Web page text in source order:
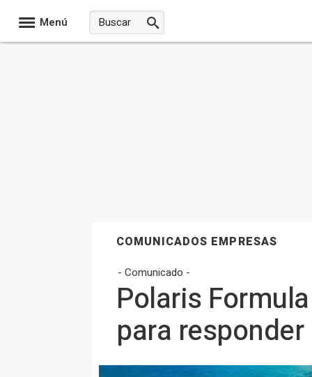
Menú
COMUNICADOS EMPRESAS
- Comunicado -
Polaris
para